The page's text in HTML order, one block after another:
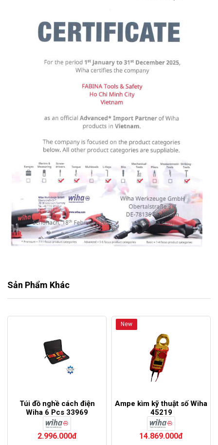
Sản Phẩm Khác
Túi đồ nghề cách điện
Wiha 6 Pcs 33969
2.996.000đ
New
Ampe kìm kỹ thuật số Wiha
45219
14.869.000đ